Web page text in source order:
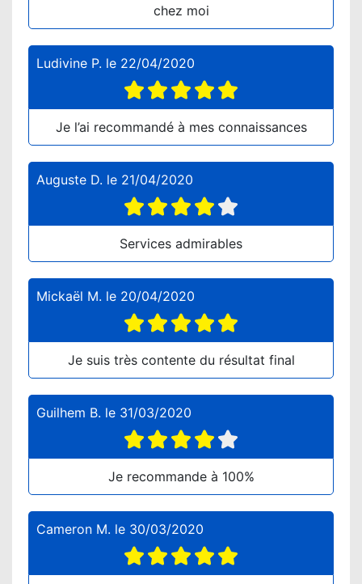
chez moi
Ludivine P. le 22/04/2020
Je l’ai recommandé à mes connaissances
Auguste D. le 21/04/2020
Services admirables
Mickaël M. le 20/04/2020
Je suis très contente du résultat final
Guilhem B. le 31/03/2020
Je recommande à 100%
Cameron M. le 30/03/2020